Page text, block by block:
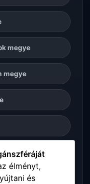
megye
megye
megye
élményt,
és